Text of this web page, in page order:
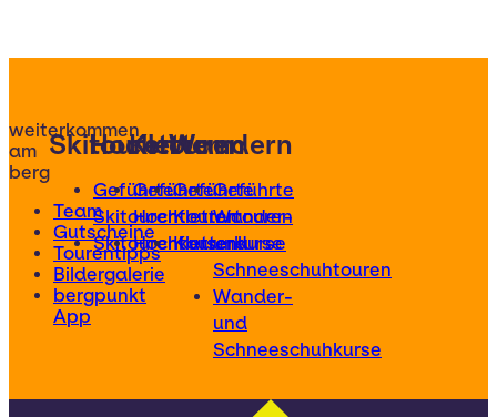
weiterkommen
am
berg
Team
Gutscheine
Tourentipps
Bildergalerie
bergpunkt
App
Skitouren
Geführte
Skitouren
Skitourenkurse
Hochtouren
Geführte
Hochtouren
Hochtourenkurse
Klettern
Geführte
Klettertouren
Kletterkurse
Wandern
Geführte
Wander-
und
Schneeschuhtouren
Wander-
und
Schneeschuhkurse